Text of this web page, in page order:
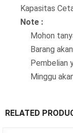
Kapasitas
Note :
Mohon
Barang
Pembelian
Minggu
RELATED